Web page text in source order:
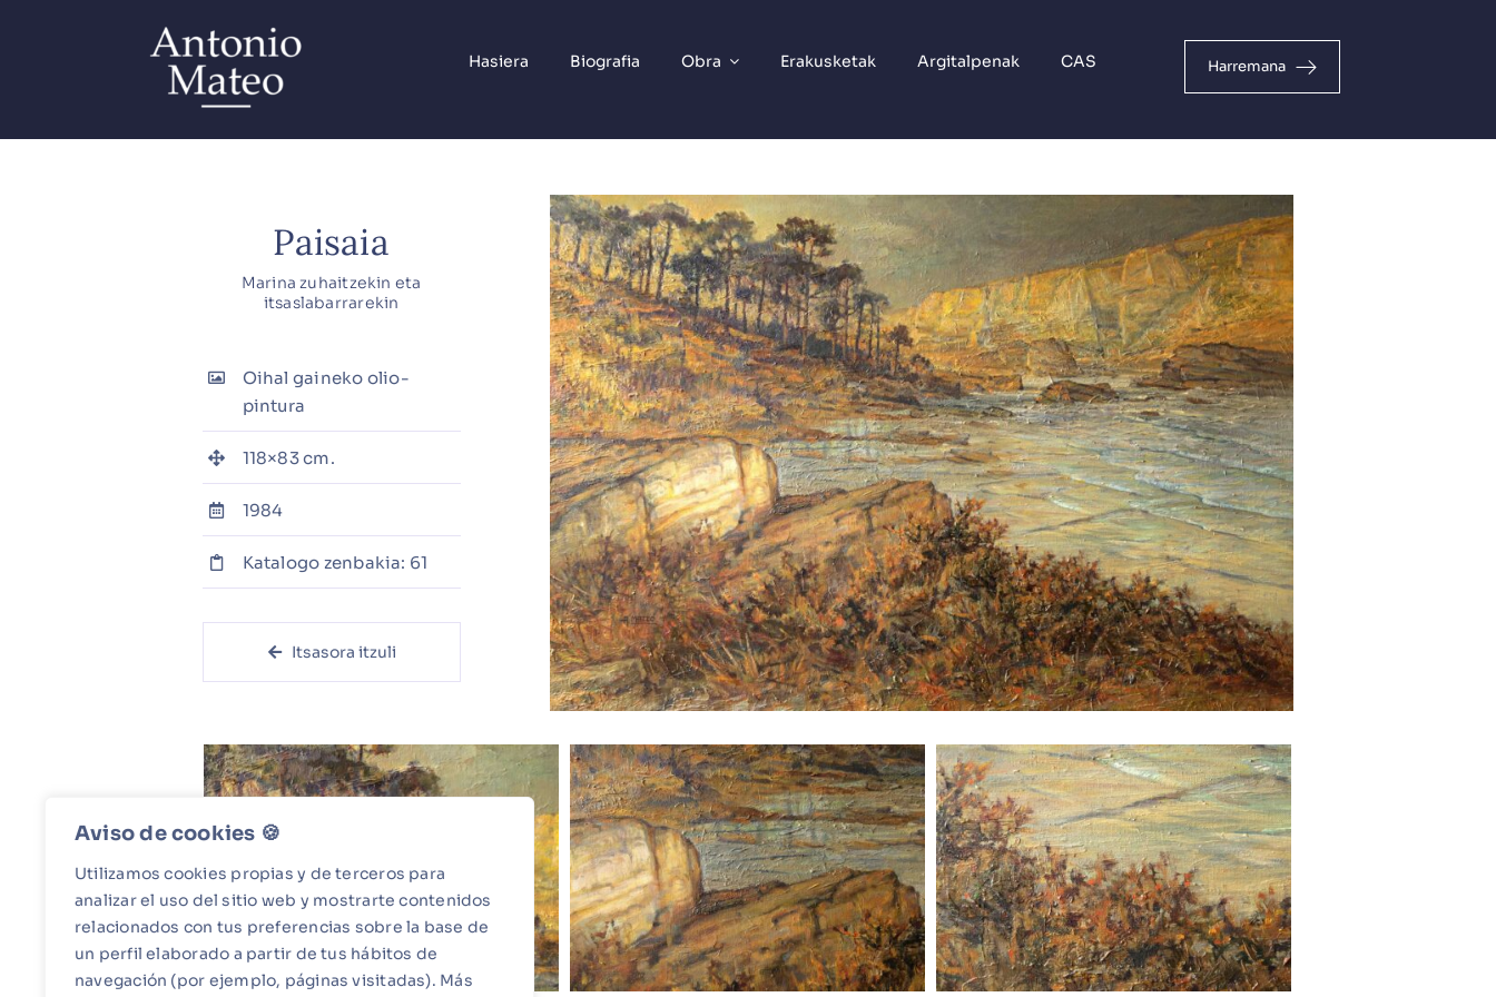
Aviso de cookies 🍪​
Utilizamos cookies propias y de terceros para
analizar el uso del sitio web y mostrarte contenidos
relacionados con tus preferencias sobre la base de
un perfil elaborado a partir de tus hábitos de
navegación (por ejemplo, páginas visitadas). Más
Hasiera Biografia Obra Erakusketak Argitalpenak CAS Harremana
Paisaia
Marina zuhaitzekin eta
itsaslabarrarekin
Oihal gaineko olio-
pintura
118×83 cm.
1984
Katalogo zenbakia: 61
Itsasora itzuli